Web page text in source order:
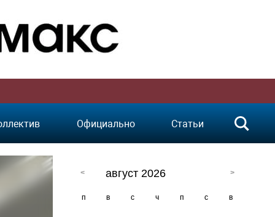
Официально Статьи
август 2026
п в с ч п с в